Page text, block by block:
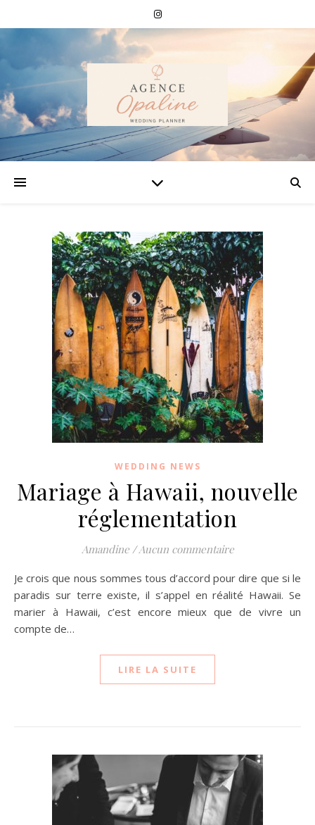
WEDDING NEWS
Mariage à Hawaii, nouvelle
réglementation
Amandine /Aucun commentaire
Je crois que nous sommes tous d’accord pour dire que si le
paradis sur terre existe, il s’appel en réalité Hawaii. Se
marier à Hawaii, c’est encore mieux que de vivre un
compte de…
LIRE LA SUITE